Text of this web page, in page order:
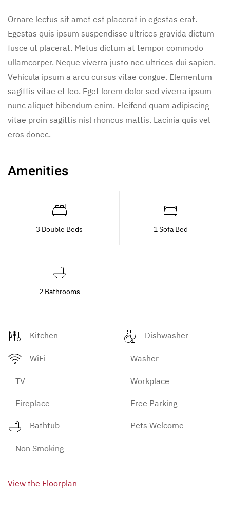
Ornare lectus sit amet est placerat in egestas erat.
Egestas quis ipsum suspendisse ultrices gravida dictum
fusce ut placerat. Metus dictum at tempor commodo
ullamcorper. Neque viverra justo nec ultrices dui sapien.
Vehicula ipsum a arcu cursus vitae congue. Elementum
sagittis vitae et leo. Eget lorem dolor sed viverra ipsum
nunc aliquet bibendum enim. Eleifend quam adipiscing
vitae proin sagittis nisl rhoncus mattis. Lacinia quis vel
eros donec.
Amenities
3 Double Beds 1 Sofa Bed
2 Bathrooms
Kitchen Dishwasher
WiFi Washer
TV Workplace
Fireplace Free Parking
Bathtub Pets Welcome
Non Smoking
View the Floorplan